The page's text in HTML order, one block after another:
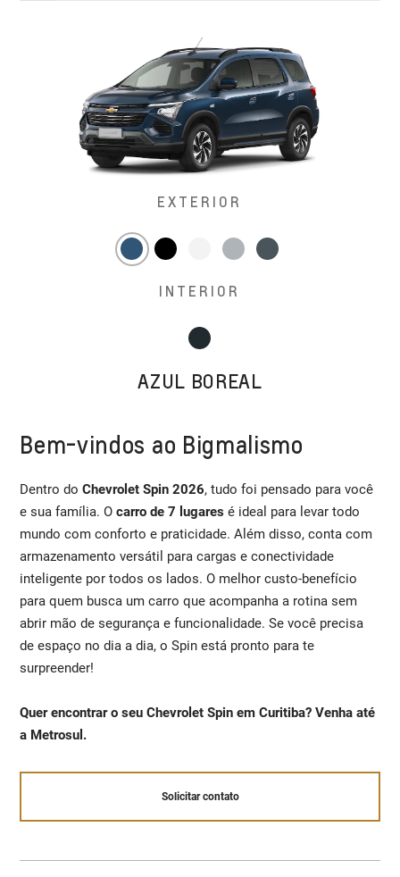
EXTERIOR
INTERIOR
AZUL BOREAL
Bem-vindos ao Bigmalismo
Dentro doChevrolet Spin 2026, tudo foi pensado para você
e sua família. Ocarro de 7 lugares é ideal para levar todo
mundo com conforto e praticidade. Além disso, conta com
armazenamento versátil para cargas e conectividade
inteligente por todos os lados. O melhor custo-benefício
para quem busca um carro que acompanha a rotina sem
abrir mão de segurança e funcionalidade. Se você precisa
de espaço no dia a dia, o Spin está pronto para te
surpreender!
Quer encontrar o seu Chevrolet Spin em Curitiba? Venha até
a Metrosul.
Solicitar contato